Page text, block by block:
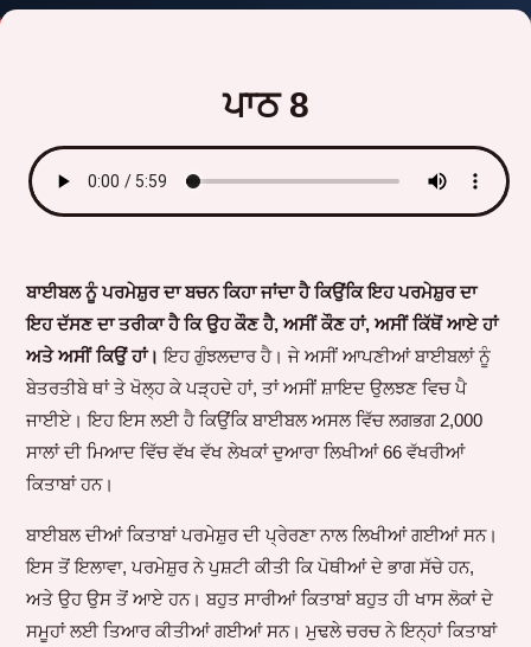
ਪਾਠ 8
ਬਾਈਬਲ ਨੂੰ ਪਰਮੇਸ਼ੁਰ ਦਾ ਬਚਨ ਕਿਹਾ ਜਾਂਦਾ ਹੈ ਕਿਉਂਕਿ ਇਹ ਪਰਮੇਸ਼ੁਰ ਦਾ
ਇਹ ਦੱਸਣ ਦਾ ਤਰੀਕਾ ਹੈ ਕਿ ਉਹ ਕੌਣ ਹੈ, ਅਸੀਂ ਕੌਣ ਹਾਂ, ਅਸੀਂ ਕਿੱਥੋਂ ਆਏ ਹਾਂ
ਅਤੇ ਅਸੀਂ ਕਿਉਂ ਹਾਂ।ਇਹ ਗੁੰਝਲਦਾਰ ਹੈ। ਜੇ ਅਸੀਂ ਆਪਣੀਆਂ ਬਾਈਬਲਾਂ ਨੂੰ
ਬੇਤਰਤੀਬੇ ਥਾਂ ਤੇ ਖੋਲ੍ਹ ਕੇ ਪੜ੍ਹਦੇ ਹਾਂ, ਤਾਂ ਅਸੀਂ ਸ਼ਾਇਦ ਉਲਝਣ ਵਿਚ ਪੈ
ਜਾਈਏ। ਇਹ ਇਸ ਲਈ ਹੈ ਕਿਉਂਕਿ ਬਾਈਬਲ ਅਸਲ ਵਿੱਚ ਲਗਭਗ 2,000
ਸਾਲਾਂ ਦੀ ਮਿਆਦ ਵਿੱਚ ਵੱਖ ਵੱਖ ਲੇਖਕਾਂ ਦੁਆਰਾ ਲਿਖੀਆਂ 66 ਵੱਖਰੀਆਂ
ਕਿਤਾਬਾਂ ਹਨ।
ਬਾਈਬਲ ਦੀਆਂ ਕਿਤਾਬਾਂ ਪਰਮੇਸ਼ੁਰ ਦੀ ਪ੍ਰੇਰਣਾ ਨਾਲ ਲਿਖੀਆਂ ਗਈਆਂ ਸਨ।
ਇਸ ਤੋਂ ਇਲਾਵਾ, ਪਰਮੇਸ਼ੁਰ ਨੇ ਪੁਸ਼ਟੀ ਕੀਤੀ ਕਿ ਪੋਥੀਆਂ ਦੇ ਭਾਗ ਸੱਚੇ ਹਨ,
ਅਤੇ ਉਹ ਉਸ ਤੋਂ ਆਏ ਹਨ। ਬਹੁਤ ਸਾਰੀਆਂ ਕਿਤਾਬਾਂ ਬਹੁਤ ਹੀ ਖਾਸ ਲੋਕਾਂ ਦੇ
ਸਮੂਹਾਂ ਲਈ ਤਿਆਰ ਕੀਤੀਆਂ ਗਈਆਂ ਸਨ। ਮੁਢਲੇ ਚਰਚ ਨੇ ਇਨ੍ਹਾਂ ਕਿਤਾਬਾਂ